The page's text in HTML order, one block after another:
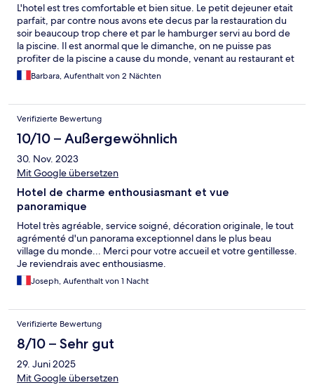
L'hotel est tres comfortable et bien situe. Le petit dejeuner etait
parfait, par contre nous avons ete decus par la restauration du
soir beaucoup trop chere et par le hamburger servi au bord de
la piscine. Il est anormal que le dimanche, on ne puisse pas
profiter de la piscine a cause du monde, venant au restaurant et
utilisant la piscine.
Barbara, Aufenthalt von 2 Nächten
Verifizierte Bewertung
10/10 – Außergewöhnlich
30. Nov. 2023
Mit Google übersetzen
Hotel de charme enthousiasmant et vue
panoramique
Hotel très agréable, service soigné, décoration originale, le tout
agrémenté d'un panorama exceptionnel dans le plus beau
village du monde... Merci pour votre accueil et votre gentillesse.
Je reviendrais avec enthousiasme.
Joseph, Aufenthalt von 1 Nacht
Verifizierte Bewertung
8/10 – Sehr gut
29. Juni 2025
Mit Google übersetzen